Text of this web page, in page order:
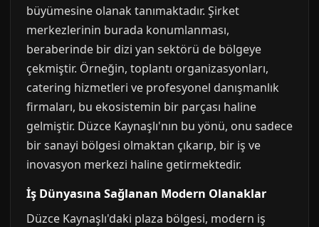
büyümesine olanak tanımaktadır. Şirket
merkezlerinin burada konumlanması,
beraberinde bir dizi yan sektörü de bölgeye
çekmiştir. Örneğin, toplantı organizasyonları,
catering hizmetleri ve profesyonel danışmanlık
firmaları, bu ekosistemin bir parçası haline
gelmiştir. Düzce Kaynaşlı'nın bu yönü, onu sadece
bir sanayi bölgesi olmaktan çıkarıp, bir iş ve
inovasyon merkezi haline getirmektedir.
İş Dünyasına Sağlanan Modern Olanaklar
Düzce Kaynaşlı'daki plaza bölgesi, modern iş